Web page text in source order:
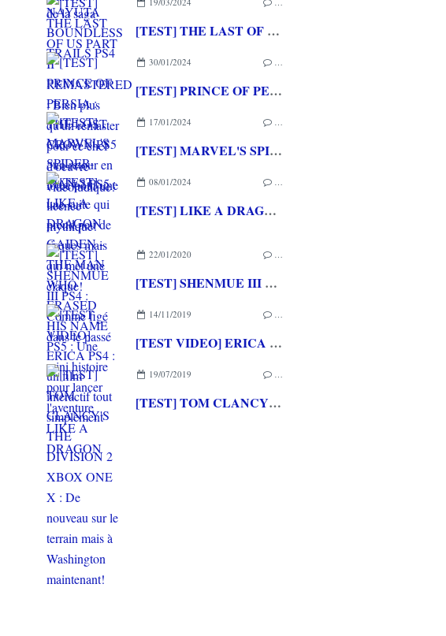
[TEST] THE LAST OF US PART II REMASTERED : Bien plus qu'un remaster pour ce chef d'oeuvre vidéoludique!
30/01/2024 …
[TEST] PRINCE OF PERSIA : THE LOST CROWN PS5 : un retour en force pour une licence mythique!
17/01/2024 …
[TEST] MARVEL'S SPIDER-MAN 2 PS5 : une suite qui prend peu de risques mais qui met une claque!
08/01/2024 …
[TEST] LIKE A DRAGON GAIDEN - THE MAN WHO ERASED HIS NAME PS5 : Une mini histoire pour lancer l'aventure LIKE A DRAGON
22/01/2020 …
[TEST] SHENMUE III PS4 : Comme figé dans le passé
14/11/2019 …
[TEST VIDEO] ERICA PS4 : un film interactif tout simplement
19/07/2019 …
[TEST] TOM CLANCY'S THE DIVISION 2 XBOX ONE X : De nouveau sur le terrain mais à Washington maintenant!